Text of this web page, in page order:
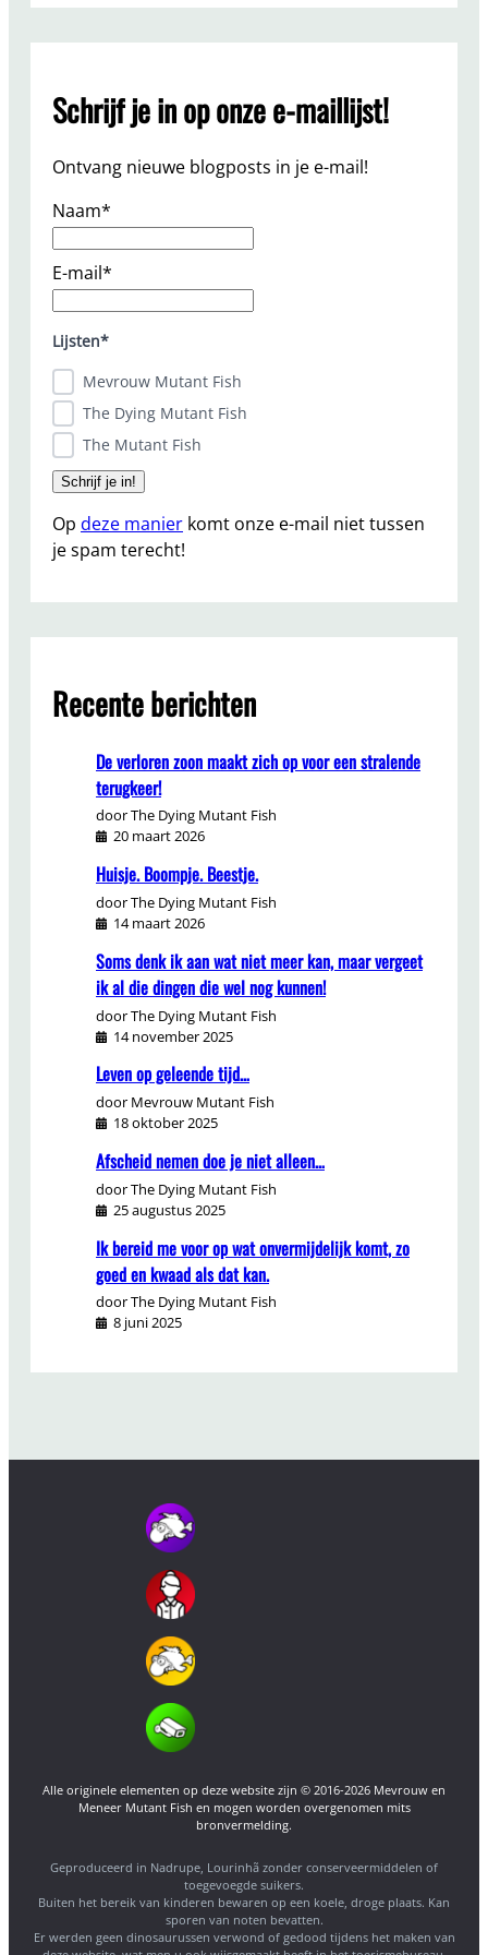
r
c
Schrijf je in op onze e-maillijst!
Ontvang nieuwe blogposts in je e-mail!
Naam*
E-mail*
Lijsten*
Mevrouw Mutant Fish
The Dying Mutant Fish
The Mutant Fish
Op deze manier komt onze e-mail niet tussen
je spam terecht!
Recente berichten
De verloren zoon maakt zich op voor een stralende
terugkeer!
door The Dying Mutant Fish
20 maart 2026
Huisje. Boompje. Beestje.
door The Dying Mutant Fish
14 maart 2026
Soms denk ik aan wat niet meer kan, maar vergeet
ik al die dingen die wel nog kunnen!
door The Dying Mutant Fish
14 november 2025
Leven op geleende tijd…
door Mevrouw Mutant Fish
18 oktober 2025
Afscheid nemen doe je niet alleen…
door The Dying Mutant Fish
25 augustus 2025
Ik bereid me voor op wat onvermijdelijk komt, zo
goed en kwaad als dat kan.
door The Dying Mutant Fish
8 juni 2025
Alle originele elementen op deze website zijn © 2016-2026 Mevrouw en
Meneer Mutant Fish en mogen worden overgenomen mits
bronvermelding.
Geproduceerd in Nadrupe, Lourinhã zonder conserveermiddelen of
toegevoegde suikers.
Buiten het bereik van kinderen bewaren op een koele, droge plaats. Kan
sporen van noten bevatten.
Er werden geen dinosaurussen verwond of gedood tijdens het maken van